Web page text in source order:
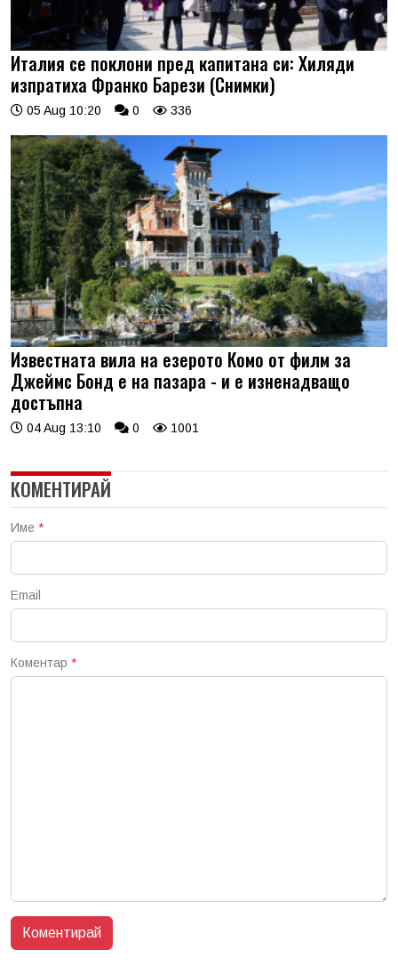
Италия се поклони пред капитана си: Хиляди
изпратиха Франко Барези (Снимки)
05 Aug 10:20 0 336
Известната вила на езерото Комо от филм за
Джеймс Бонд е на пазара - и е изненадващо
достъпна
04 Aug 13:10 0 1001
КОМЕНТИРАЙ
Име *
Email
Коментар *